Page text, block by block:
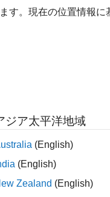
and changes
determine the
Initial valuetoFinal
す。現在の位置情報に
ジア太平洋地域
(English)
(English)
Zealand (English)